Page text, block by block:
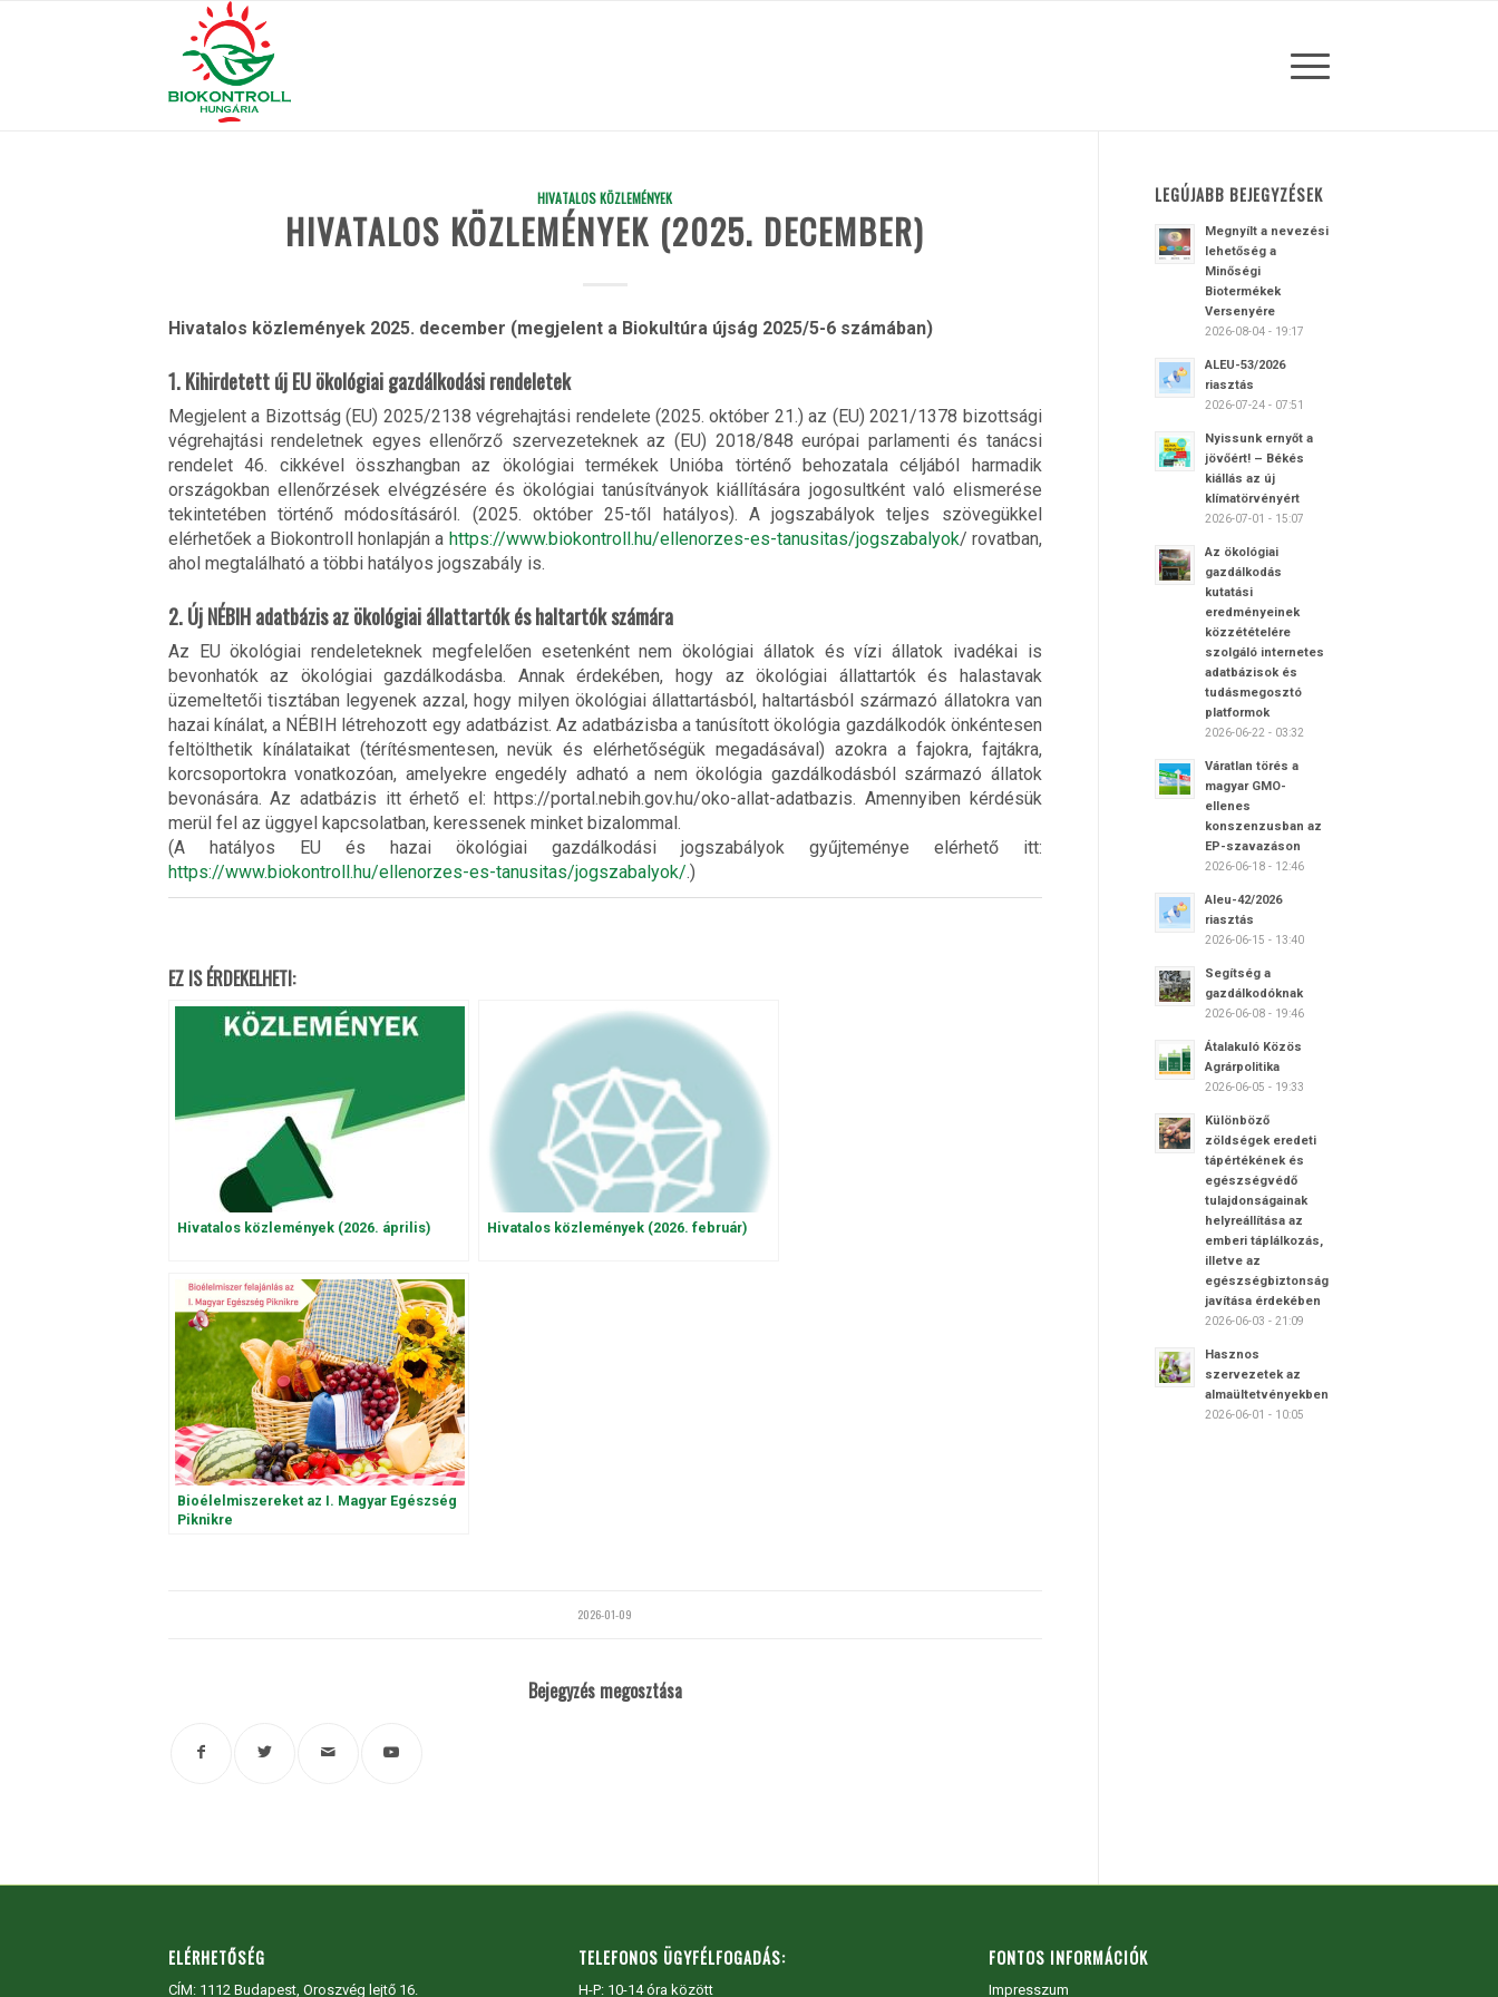
HIVATALOS KÖZLEMÉNYEK
HIVATALOS KÖZLEMÉNYEK (2025. DECEMBER)
Hivatalos közlemények 2025. december (megjelent a Biokultúra újság 2025/5-6 számában)
1. Kihirdetett új EU ökológiai gazdálkodási rendeletek
Megjelent a Bizottság (EU) 2025/2138 végrehajtási rendelete (2025. október 21.) az (EU) 2021/1378 bizottsági
végrehajtási rendeletnek egyes ellenőrző szervezeteknek az (EU) 2018/848 európai parlamenti és tanácsi
rendelet 46. cikkével összhangban az ökológiai termékek Unióba történő behozatala céljából harmadik
országokban ellenőrzések elvégzésére és ökológiai tanúsítványok kiállítására jogosultként való elismerése
tekintetében történő módosításáról. (2025. október 25-től hatályos). A jogszabályok teljes szövegükkel
elérhetőek a Biokontroll honlapján a https://www.biokontroll.hu/ellenorzes-es-tanusitas/jogszabalyok/ rovatban,
ahol megtalálható a többi hatályos jogszabály is.
2. Új NÉBIH adatbázis az ökológiai állattartók és haltartók számára
Az EU ökológiai rendeleteknek megfelelően esetenként nem ökológiai állatok és vízi állatok ivadékai is
bevonhatók az ökológiai gazdálkodásba. Annak érdekében, hogy az ökológiai állattartók és halastavak
üzemeltetői tisztában legyenek azzal, hogy milyen ökológiai állattartásból, haltartásból származó állatokra van
hazai kínálat, a NÉBIH létrehozott egy adatbázist. Az adatbázisba a tanúsított ökológia gazdálkodók önkéntesen
feltölthetik kínálataikat (térítésmentesen, nevük és elérhetőségük megadásával) azokra a fajokra, fajtákra,
korcsoportokra vonatkozóan, amelyekre engedély adható a nem ökológia gazdálkodásból származó állatok
bevonására. Az adatbázis itt érhető el: https://portal.nebih.gov.hu/oko-allat-adatbazis. Amennyiben kérdésük
merül fel az üggyel kapcsolatban, keressenek minket bizalommal.
(A hatályos EU és hazai ökológiai gazdálkodási jogszabályok gyűjteménye elérhető itt:
https://www.biokontroll.hu/ellenorzes-es-tanusitas/jogszabalyok/.)
EZ IS ÉRDEKELHETI:
Hivatalos közlemények (2026. április) Hivatalos közlemények (2026. február)
Bioélelmiszereket az I. Magyar Egészség
Piknikre
2026-01-09
Bejegyzés megosztása
LEGÚJABB BEJEGYZÉSEK
Megnyílt a nevezési
lehetőség a
Minőségi
Biotermékek
Versenyére
2026-08-04 - 19:17
ALEU-53/2026
riasztás
2026-07-24 - 07:51
Nyissunk ernyőt a
jövőért! – Békés
kiállás az új
klímatörvényért
2026-07-01 - 15:07
Az ökológiai
gazdálkodás
kutatási
eredményeinek
közzétételére
szolgáló internetes
adatbázisok és
tudásmegosztó
platformok
2026-06-22 - 03:32
Váratlan törés a
magyar GMO-
ellenes
konszenzusban az
EP-szavazáson
2026-06-18 - 12:46
Aleu-42/2026
riasztás
2026-06-15 - 13:40
Segítség a
gazdálkodóknak
2026-06-08 - 19:46
Átalakuló Közös
Agrárpolitika
2026-06-05 - 19:33
Különböző
zöldségek eredeti
tápértékének és
egészségvédő
tulajdonságainak
helyreállítása az
emberi táplálkozás,
illetve az
egészségbiztonság
javítása érdekében
2026-06-03 - 21:09
Hasznos
szervezetek az
almaültetvényekben
2026-06-01 - 10:05
ELÉRHETŐSÉG
CÍM: 1112 Budapest, Oroszvég lejtő 16.
TELEFONOS ÜGYFÉLFOGADÁS:
H-P: 10-14 óra között
FONTOS INFORMÁCIÓK
Impresszum